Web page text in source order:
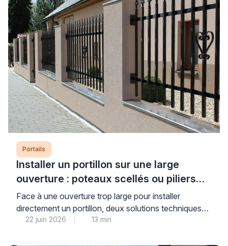
Portails
Installer un portillon sur une large
ouverture : poteaux scellés ou piliers
maçonnés ?
Face à une ouverture trop large pour installer
directement un portillon, deux solutions techniques
s’offrent à vous : le scellement de poteaux ou la
22 juin 2026 13 min